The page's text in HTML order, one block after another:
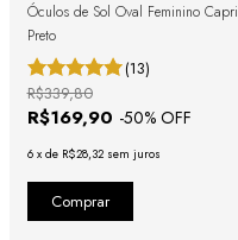
Óculos de Sol Oval Feminino Capri
Preto
(13)
R$169,90 -50% OFF
R$339,80
6 x de R$28,32 sem juros